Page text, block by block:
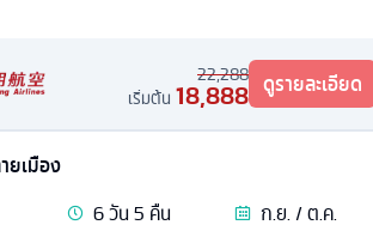
22,288
เริ่มต้น 18,888 ดูรายละเอียด
ยเมือง
6วัน5 คืน
ก.ย. / ต.ค.